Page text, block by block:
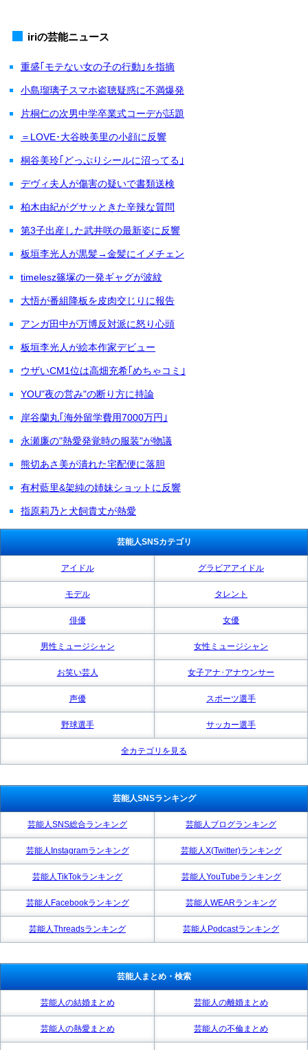
iriの芸能ニュース
重盛｢モテない女の子の行動｣を指摘
小島瑠璃子スマホ盗聴疑惑に不満爆発
片桐仁の次男中学卒業式コーデが話題
＝LOVE･大谷映美里の小顔に反響
桐谷美玲｢どっぷりシールに沼ってる｣
デヴィ夫人が傷害の疑いで書類送検
柏木由紀がグサッときた辛辣な質問
第3子出産した武井咲の最新姿に反響
板垣李光人が黒髪→金髪にイメチェン
timelesz篠塚の一発ギャグが波紋
大悟が番組降板を皮肉交じりに報告
アンガ田中が万博反対派に怒り心頭
板垣李光人が絵本作家デビュー
ウザいCM1位は高畑充希｢めちゃコミ｣
YOU"夜の営み"の断り方に持論
岸谷蘭丸｢海外留学費用7000万円｣
永瀬廉の"熱愛発覚時の服装"が物議
熊切あさ美が潰れた宅配便に落胆
有村藍里&架純の姉妹ショットに反響
指原莉乃と犬飼貴丈が熱愛
芸能人SNSカテゴリ
アイドル グラビアアイドル
モデル タレント
俳優 女優
男性ミュージシャン 女性ミュージシャン
お笑い芸人 女子アナ･アナウンサー
声優 スポーツ選手
野球選手 サッカー選手
全カテゴリを見る
芸能人SNSランキング
芸能人SNS総合ランキング 芸能人ブログランキング
芸能人Instagramランキング 芸能人X(Twitter)ランキング
芸能人TikTokランキング 芸能人YouTubeランキング
芸能人Facebookランキング 芸能人WEARランキング
芸能人Threadsランキング 芸能人Podcastランキング
芸能人まとめ・検索
芸能人の結婚まとめ 芸能人の離婚まとめ
芸能人の熱愛まとめ 芸能人の不倫まとめ